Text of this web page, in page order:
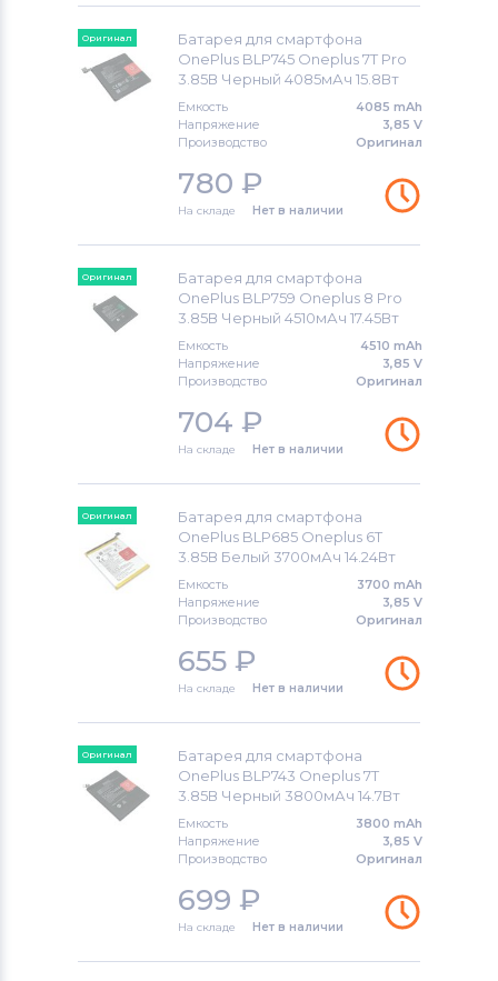
Аккумуляторы для смартфонов
BlackBerry
Аккумуляторы для смартфонов
Nubia
Highscreen
Аккумуляторы для смартфонов
Nokia
Аккумуляторы для смартфонов Vivo
Аккумуляторы для смартфонов
Аккумуляторы для смартфонов
Sony Ericsson
Аккумуляторы для смартфонов
Аккумуляторы для смартфонов
Samsung
Аккумуляторы для смартфонов
Explay
Аккумуляторы для смартфонов
Аккумуляторы для смартфонов
Аккумуляторы для смартфонов
Оригинал
Батарея для смартфона
OnePlus BLP745 Oneplus 7T Pro
3.85В Черный 4085мАч 15.8Вт
Емкость
4085 mAh
Напряжение
3,85 V
Производство
Оригинал
780 ₽
На складе Нет в наличии
Оригинал
Батарея для смартфона
OnePlus BLP759 Oneplus 8 Pro
3.85В Черный 4510мАч 17.45Вт
Емкость
4510 mAh
Напряжение
3,85 V
Производство
Оригинал
704 ₽
На складе Нет в наличии
Оригинал
Батарея для смартфона
OnePlus BLP685 Oneplus 6T
3.85В Белый 3700мАч 14.24Вт
Емкость
3700 mAh
Напряжение
3,85 V
Производство
Оригинал
655 ₽
На складе Нет в наличии
Оригинал
Батарея для смартфона
OnePlus BLP743 Oneplus 7T
3.85В Черный 3800мАч 14.7Вт
Емкость
3800 mAh
Напряжение
3,85 V
Производство
Оригинал
699 ₽
На складе Нет в наличии